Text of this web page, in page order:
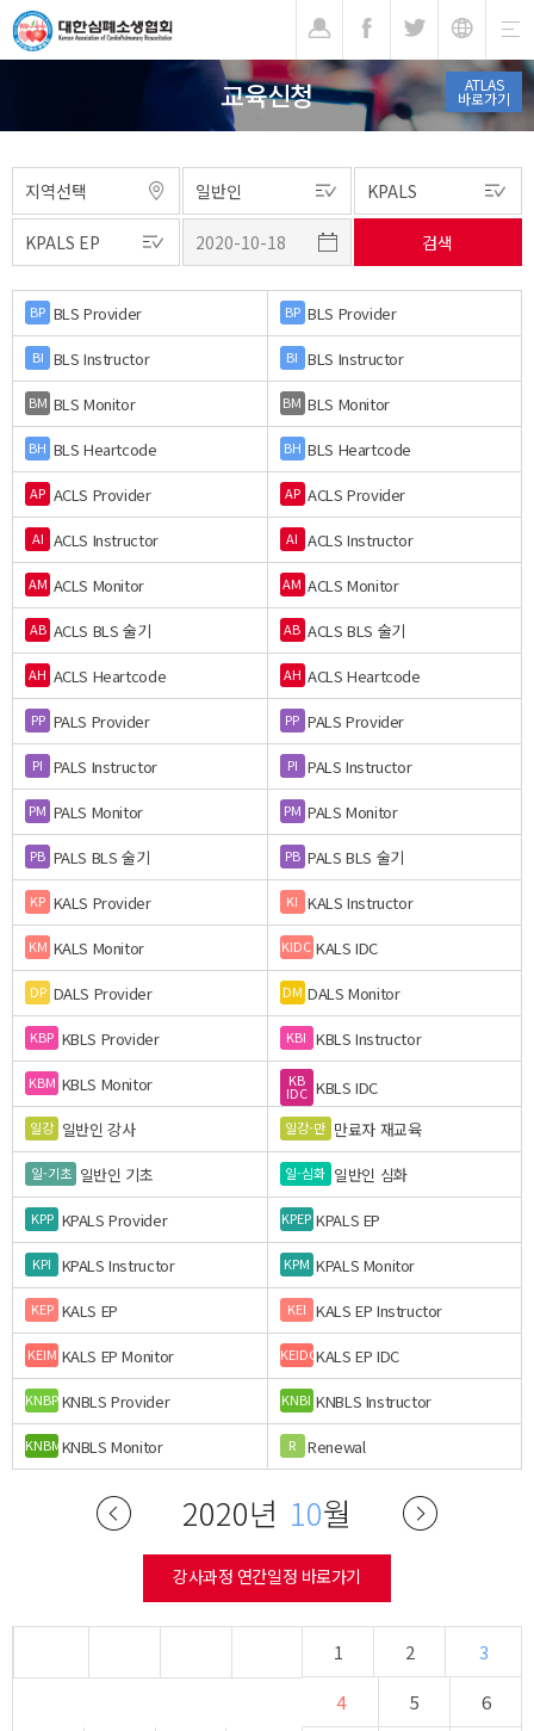
ATLAS
바로가기
교육신청
BP BLS Provider BP BLS Provider
BI BLS Instructor BI BLS Instructor
BM BLS Monitor BM BLS Monitor
BH BLS Heartcode BH BLS Heartcode
AP ACLS Provider AP ACLS Provider
AI ACLS Instructor AI ACLS Instructor
AM ACLS Monitor AM ACLS Monitor
AB ACLS BLS 술기 AB ACLS BLS 술기
AH ACLS Heartcode AH ACLS Heartcode
PP PALS Provider PP PALS Provider
PI PALS Instructor PI PALS Instructor
PM PALS Monitor PM PALS Monitor
PB PALS BLS 술기 PB PALS BLS 술기
KP KALS Provider KI KALS Instructor
KM KALS Monitor KIDC KALS IDC
DP DALS Provider DM DALS Monitor
KBP KBLS Provider KBI KBLS Instructor
KBM KBLS Monitor KB
IDC KBLS IDC
일강 일반인 강사 일강-만 만료자 재교육
일-기초 일반인 기초 일-심화 일반인 심화
KPP KPALS Provider KPEP KPALS EP
KPI KPALS Instructor KPM KPALS Monitor
KEP KALS EP KEI KALS EP Instructor
KEIM KALS EP Monitor KEIDCKALS EP IDC
KNBPKNBLS Provider KNBI KNBLS Instructor
KNBMKNBLS Monitor R Renewal
2020년 10월
강사과정 연간일정 바로가기
1 2
3
4
5
6